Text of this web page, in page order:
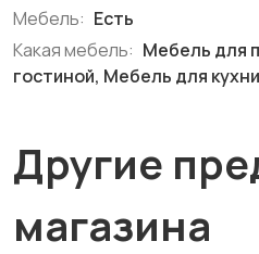
Мебель: Есть
Какая мебель: Мебель для
гостиной, Мебель для
Другие
магазина